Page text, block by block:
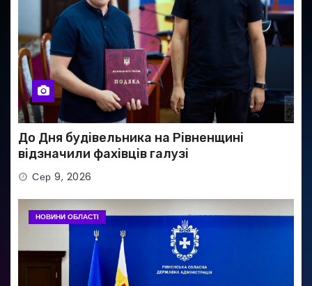
До Дня будівельника на Рівненщині
відзначили фахівців галузі
Сер 9, 2026
НОВИНИ ОБЛАСТІ